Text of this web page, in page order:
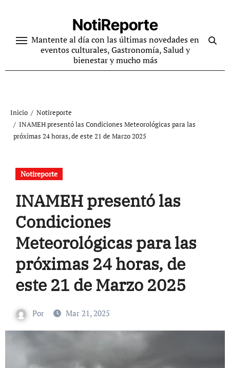
contenido
NotiReporte
Mantente al día con las últimas novedades en
eventos culturales, Gastronomía, Salud y
bienestar y mucho más
Inicio
Notireporte
INAMEH presentó las Condiciones Meteorológicas para las
próximas 24 horas, de este 21 de Marzo 2025
Notireporte
INAMEH presentó las
Condiciones
Meteorológicas para las
próximas 24 horas, de
este 21 de Marzo 2025
Por Mar 21, 2025